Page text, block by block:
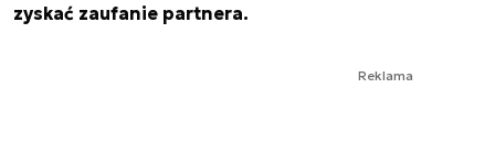
zyskać zaufanie partnera.
Reklama